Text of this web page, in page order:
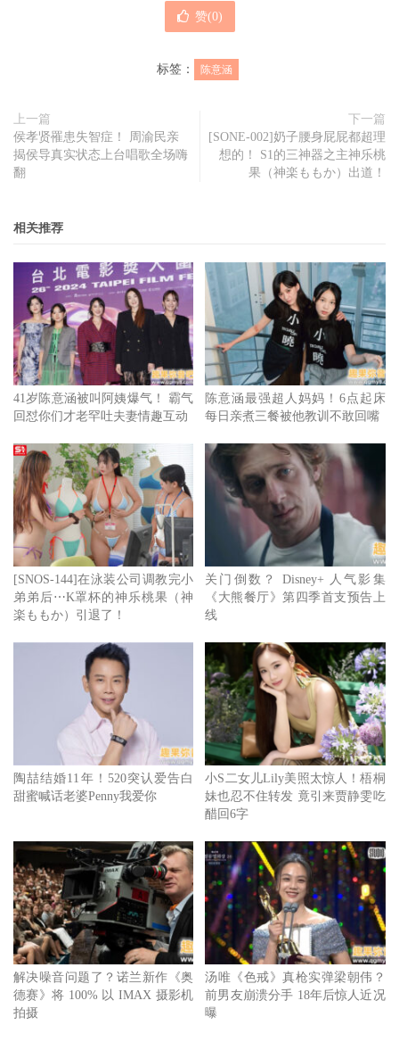
三岁的孩子很可爱，我秒回『是可恶』，他立刻就抓到了我
有着同样的纠结。导演说：『因为电影《小晓》中设定的妈
往就是这样纯粹又复杂。
陈意涵觉得人生比演戏更难。
已有两个宝贝的陈意涵大呼真实人生比演戏难多了。从《闺
密》里的恣意少女，蜕变为《小晓》中的矛盾母亲，大银幕
大部分只有自己，比较我行我素，但是在《小晓》中，演出
的却是一位失去自我、独自面对小孩的妈妈，心里总是藏着
埋怨，为了小孩我必须放弃自己的梦想、为了小孩我不能如
何如何，我相信这是每位母亲都曾经在心中闪过的念头。
赞(0)
标签： 陈意涵
上一篇
侯孝贤罹患失智症！ 周渝民亲
揭侯导真实状态上台唱歌全场嗨
翻
下一篇
[SONE-002]奶子腰身屁屁都超理
想的！ S1的三神器之主神乐桃
果（神楽ももか）出道！
相关推荐
41岁陈意涵被叫阿姨爆气！ 霸气
回怼你们才老罕吐夫妻情趣互动
陈意涵最强超人妈妈！6点起床
每日亲煮三餐被他教训不敢回嘴
[SNOS-144]在泳装公司调教完小
弟弟后⋯K罩杯的神乐桃果（神
楽ももか）引退了！
关门倒数？ Disney+ 人气影集
《大熊餐厅》第四季首支预告上
线
陶喆结婚11年！520突认爱告白
甜蜜喊话老婆Penny我爱你
小S二女儿Lily美照太惊人！梧桐
妹也忍不住转发 竟引来贾静雯吃
醋回6字
解决噪音问题了？诺兰新作《奥
德赛》将 100% 以 IMAX 摄影机
拍摄
汤唯《色戒》真枪实弹梁朝伟？
前男友崩溃分手 18年后惊人近况
曝